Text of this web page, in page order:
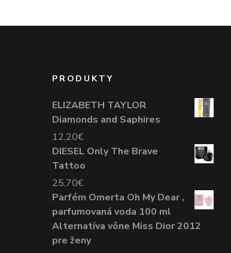
PRODUKTY
ELIZABETH TAYLOR
Diamonds and Saphires
12,20€
DIESEL Only The Brave
Tattoo
25,70€
Parfém Omerta Oh My Dear ,
parfumovaná voda 100 ml
Alternatíva vône Miss Dior 2012
pre ženy